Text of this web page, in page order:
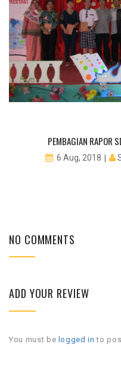
PEMBAGIAN RAPOR
6 Aug, 2018
NO COMMENTS
ADD YOUR REVIEW
You must be logged in to